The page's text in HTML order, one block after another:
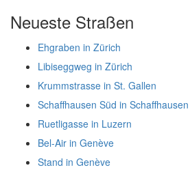
Neueste Straßen
Ehgraben in Zürich
Libiseggweg in Zürich
Krummstrasse in St. Gallen
Schaffhausen Süd in Schaffhausen
Ruetligasse in Luzern
Bel-Air in Genève
Stand in Genève